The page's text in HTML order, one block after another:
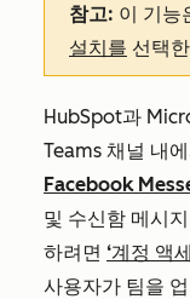
참고: 이 기능
설치를 선택
HubSpot과
Teams 채널 내
Facebook
및 수신함 메시
하려면 ‘계정 액
사용자가 팀을